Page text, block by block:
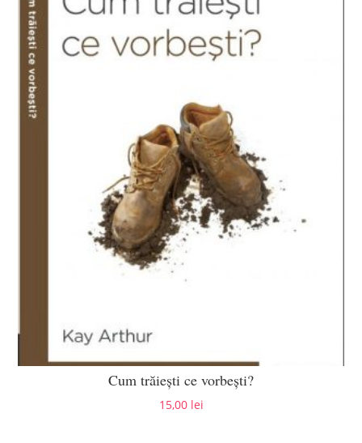
Cum trăiești ce vorbești?
15,00 lei